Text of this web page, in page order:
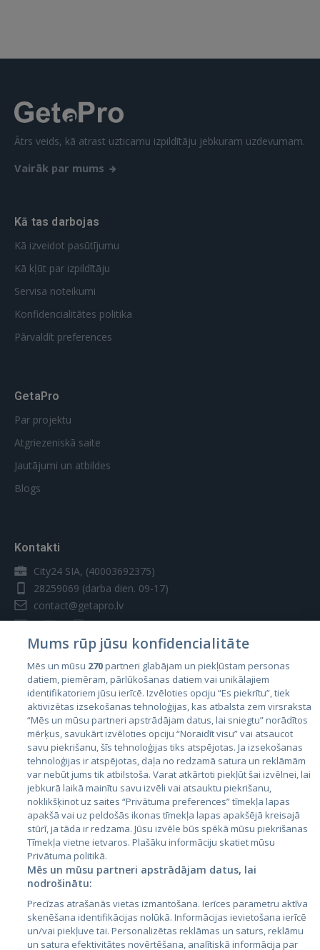
Ātrs veids, kā atrast uzticamu izpildītāju jebkuram uzdevumam.
Vairāk par mums
Kā tas darbojas
Kā izveidot pasūtījumu
Kā kļūt par izpildītāju
Servisa noteikumi
Konfidencialitātes politika
Pārvaldīt preferences
GetaPro
Par projektu
Atgriezeniskā saite
Jautājumi un atbildes
Blogs
Kontakti
City24 SIA, (40003692375)
28259069 (darba dien. 09-17)
contact@getapro.lv
Valstis
Igaunija
Latvija
Lietuva
City24.lv
City24.ee
GetaPro.lv
GetaPro.ee
Kainos.lt
Paslaugos.lt
auto24.ee
Mums rūp jūsu konfidencialitāte
Mēs un mūsu 270partneri glabājam un piekļūstam personas
datiem, piemēram, pārlūkošanas datiem vai unikālajiem
identifikatoriem jūsu ierīcē. Izvēloties opciju “Es piekrītu”, tiek
aktivizētas izsekošanas tehnoloģijas, kas atbalsta zem virsraksta
“Mēs un mūsu partneri apstrādājam datus, lai sniegtu” norādītos
mērķus, savukārt izvēloties opciju “Noraidīt visu” vai atsaucot
savu piekrišanu, šīs tehnoloģijas tiks atspējotas. Ja izsekošanas
tehnoloģijas ir atspējotas, daļa no redzamā satura un reklāmām
var nebūt jums tik atbilstoša. Varat atkārtoti piekļūt šai izvēlnei, lai
jebkurā laikā mainītu savu izvēli vai atsauktu piekrišanu,
noklikšķinot uz saites “Privātuma preferences” tīmekļa lapas
apakšā vai uz peldošās ikonas tīmekļa lapas apakšējā kreisajā
stūrī, ja tāda ir redzama. Jūsu izvēle būs spēkā mūsu piekrišanas
Tīmekļa vietne ietvaros. Plašāku informāciju skatiet mūsu
Privātuma politikā.
Mēs un mūsu partneri apstrādājam datus, lai
nodrošinātu:
Precīzas atrašanās vietas izmantošana. Ierīces parametru aktīva
skenēšana identifikācijas nolūkā. Informācijas ievietošana ierīcē
un/vai piekļuve tai. Personalizētas reklāmas un saturs, reklāmu
un satura efektivitātes novērtēšana, analītiskā informācija par